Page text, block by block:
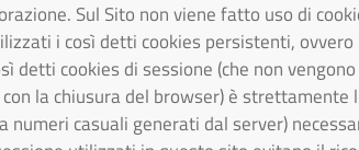
Sul Sito non viene fatto uso di
i così detti cookies persistenti,
detti cookies di sessione (che non
con la chiusura del browser) è
numeri casuali generati dal server)